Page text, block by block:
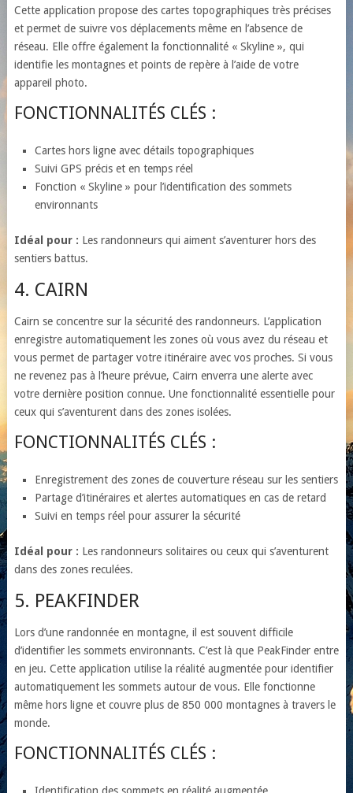
Cette application propose des cartes topographiques très précises
et permet de suivre vos déplacements même en l’absence de
réseau. Elle offre également la fonctionnalité « Skyline », qui
identifie les montagnes et points de repère à l’aide de votre
appareil photo.
FONCTIONNALITÉS CLÉS :
Cartes hors ligne avec détails topographiques
Suivi GPS précis et en temps réel
Fonction « Skyline » pour l’identification des sommets
environnants
Idéal pour : Les randonneurs qui aiment s’aventurer hors des
sentiers battus.
4. CAIRN
Cairn se concentre sur la sécurité des randonneurs. L’application
enregistre automatiquement les zones où vous avez du réseau et
vous permet de partager votre itinéraire avec vos proches. Si vous
ne revenez pas à l’heure prévue, Cairn enverra une alerte avec
votre dernière position connue. Une fonctionnalité essentielle pour
ceux qui s’aventurent dans des zones isolées.
FONCTIONNALITÉS CLÉS :
Enregistrement des zones de couverture réseau sur les sentiers
Partage d’itinéraires et alertes automatiques en cas de retard
Suivi en temps réel pour assurer la sécurité
Idéal pour : Les randonneurs solitaires ou ceux qui s’aventurent
dans des zones reculées.
5. PEAKFINDER
Lors d’une randonnée en montagne, il est souvent difficile
d’identifier les sommets environnants. C’est là que PeakFinder entre
en jeu. Cette application utilise la réalité augmentée pour identifier
automatiquement les sommets autour de vous. Elle fonctionne
même hors ligne et couvre plus de 850 000 montagnes à travers le
monde.
FONCTIONNALITÉS CLÉS :